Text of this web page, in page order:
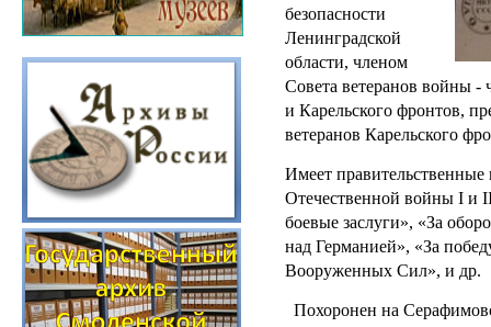
безопасности
Ленинградской
области, членом
Совета ветеранов войны -
и Карельского фронтов,
ветеранов Карельского
Имеет
Отечественной войны I и
боевые заслуги», «За
над Германией», «За
Вооруженных Сил», и др.
Похоронен на